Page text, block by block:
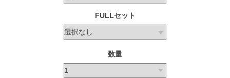
FULLセット
数量